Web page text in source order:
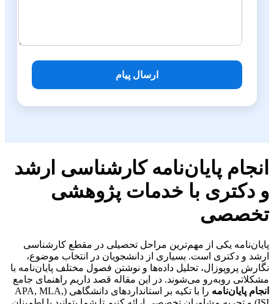
ارسال پیام
انجام پایان‌نامه کارشناسی ارشد
و دکتری با خدمات پژوهشی
تخصصی
پایان‌نامه یکی از مهم‌ترین مراحل تحصیلی در مقطع کارشناسی
ارشد و دکتری است. بسیاری از دانشجویان در انتخاب موضوع،
نگارش پروپوزال، تحلیل داده‌ها و نوشتن فصول مختلف پایان‌نامه با
مشکلاتی روبه‌رو می‌شوند. در این مقاله قصد داریم راهنمای جامع
انجام پایان‌نامه
را با تکیه بر استانداردهای دانشگاهی (APA, MLA,